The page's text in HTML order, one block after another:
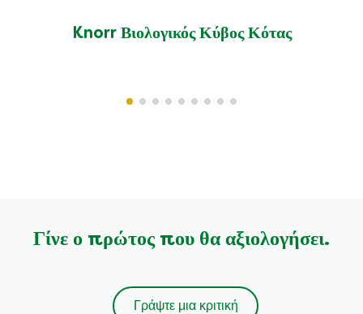
Knorr Βιολογικός Κύβος Κότας
Γίνε ο πρώτος που θα αξιολογήσει.
Γράψτε μια κριτική